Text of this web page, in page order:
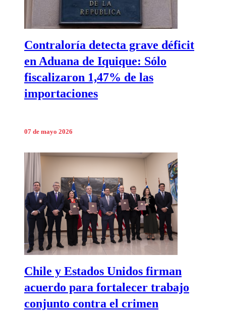
Contraloría detecta grave déficit
en Aduana de Iquique: Sólo
fiscalizaron 1,47% de las
importaciones
07 de mayo 2026
Chile y Estados Unidos firman
acuerdo para fortalecer trabajo
conjunto contra el crimen